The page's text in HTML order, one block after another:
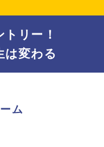
リー！
変わる
ム